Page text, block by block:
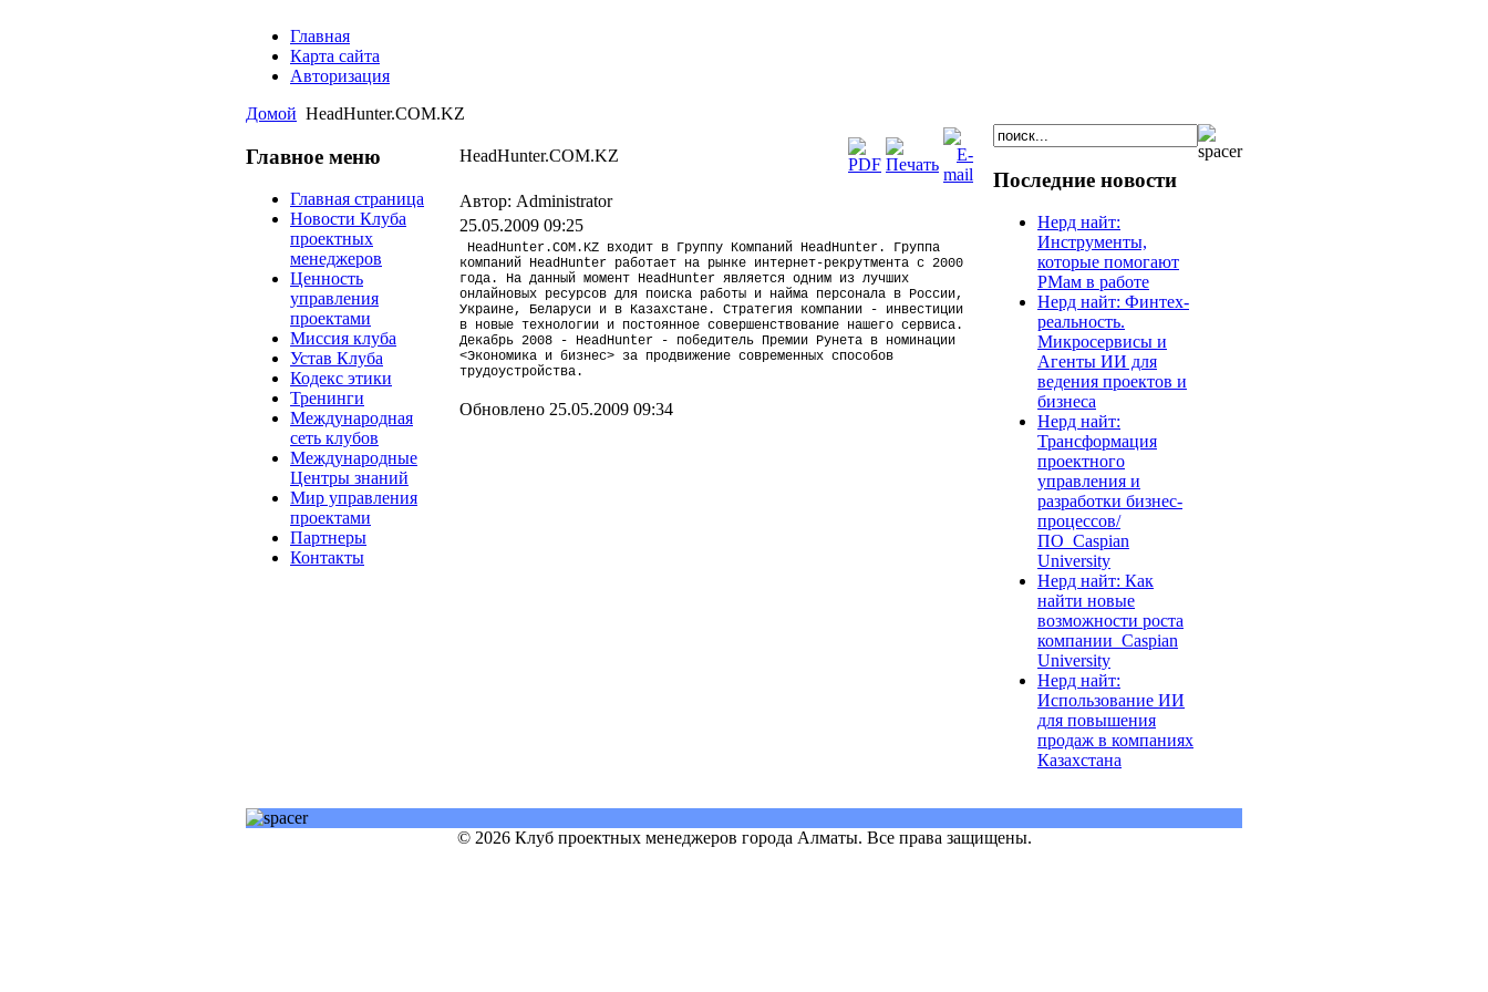
Главная
Карта сайта
Авторизация
Домой HeadHunter.COM.KZ
Главное меню
Главная страница
Новости Клуба
проектных
менеджеров
Ценность
управления
проектами
Миссия клуба
Устав Клуба
Кодекс этики
Тренинги
Международная
сеть клубов
Международные
Центры знаний
Мир управления
проектами
Партнеры
Контакты
HeadHunter.COM.KZ
Автор: Administrator
25.05.2009 09:25
HeadHunter.COM.KZ входит в Группу Компаний HeadHunter. Группа
компаний HeadHunter работает на рынке интернет-рекрутмента с 2000
года. На данный момент HeadHunter является одним из лучших
онлайновых ресурсов для поиска работы и найма персонала в России,
Украине, Беларуси и в Казахстане. Стратегия компании - инвестиции
в новые технологии и постоянное совершенствование нашего сервиса.
Декабрь 2008 - HeadHunter - победитель Премии Рунета в номинации
<Экономика и бизнес> за продвижение современных способов
трудоустройства.
Обновлено 25.05.2009 09:34
Последние новости
Нерд найт:
Инструменты,
которые помогают
РМам в работе
Нерд найт: Финтех-
реальность.
Микросервисы и
Агенты ИИ для
ведения проектов и
бизнеса
Нерд найт:
Трансформация
проектного
управления и
разработки бизнес-
процессов/
ПО_Caspian
University
Нерд найт: Как
найти новые
возможности роста
компании_Caspian
University
Нерд найт:
Использование ИИ
для повышения
продаж в компаниях
Казахстана
© 2026 Клуб проектных менеджеров города Алматы. Все права защищены.